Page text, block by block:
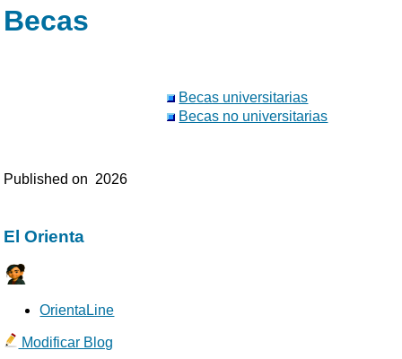
Becas
Becas universitarias
Becas no universitarias
Published on 2026
El Orienta
OrientaLine
Modificar Blog